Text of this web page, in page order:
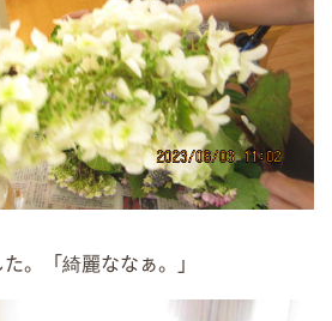
。「綺麗ななぁ。」